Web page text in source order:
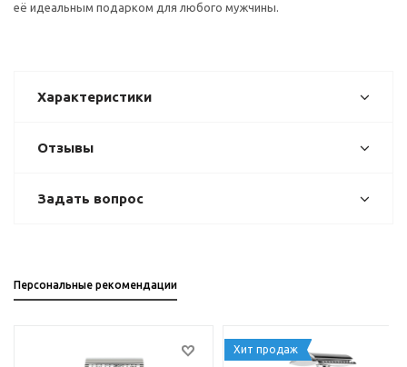
её идеальным подарком для любого мужчины.
Характеристики
Отзывы
Задать вопрос
Персональные рекомендации
Хит продаж